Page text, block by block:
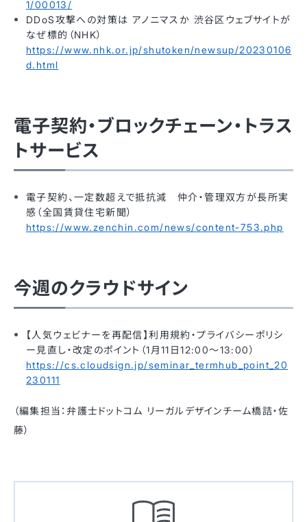
1/00013/
DDoS攻撃への対策は アノニマスか 渋谷区ウェブサイトが
なぜ標的（NHK）
https://www.nhk.or.jp/shutoken/newsup/20230106
d.html
電子契約・ブロックチェーン・トラス
トサービス
電子契約、一定数超えで抵抗減 仲介・管理双方が長所実
感（全国賃貸住宅新聞）
https://www.zenchin.com/news/content-753.php
今週のクラウドサイン
【人気ウェビナーを再配信】利用規約・プライバシーポリシ
ー見直し・改定のポイント（1月11日12:00〜13:00）
https://cs.cloudsign.jp/seminar_termhub_point_20
230111
（編集担当：弁護士ドットコム リーガルデザインチーム橋詰・佐
藤）